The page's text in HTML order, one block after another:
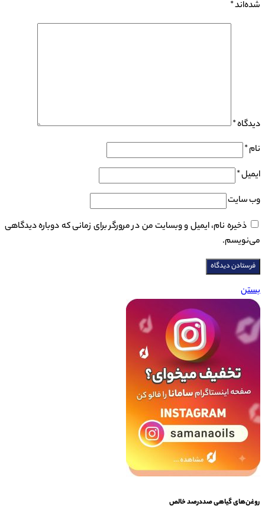
شده‌اند*
دیدگاه*
نام*
ایمیل*
وب‌ سایت
ذخیره نام، ایمیل و وبسایت من در مرورگر برای زمانی که دوباره دیدگاهی
می‌نویسم.
بستن
روغن‌‌های گیاهی صددرصد خالص